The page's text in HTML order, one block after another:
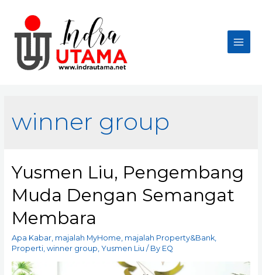
content
Main
winner group
Yusmen Liu, Pengembang
Muda Dengan Semangat
Membara
Apa Kabar, majalah MyHome, majalah Property&Bank,
Properti, winner group, Yusmen Liu / By EQ